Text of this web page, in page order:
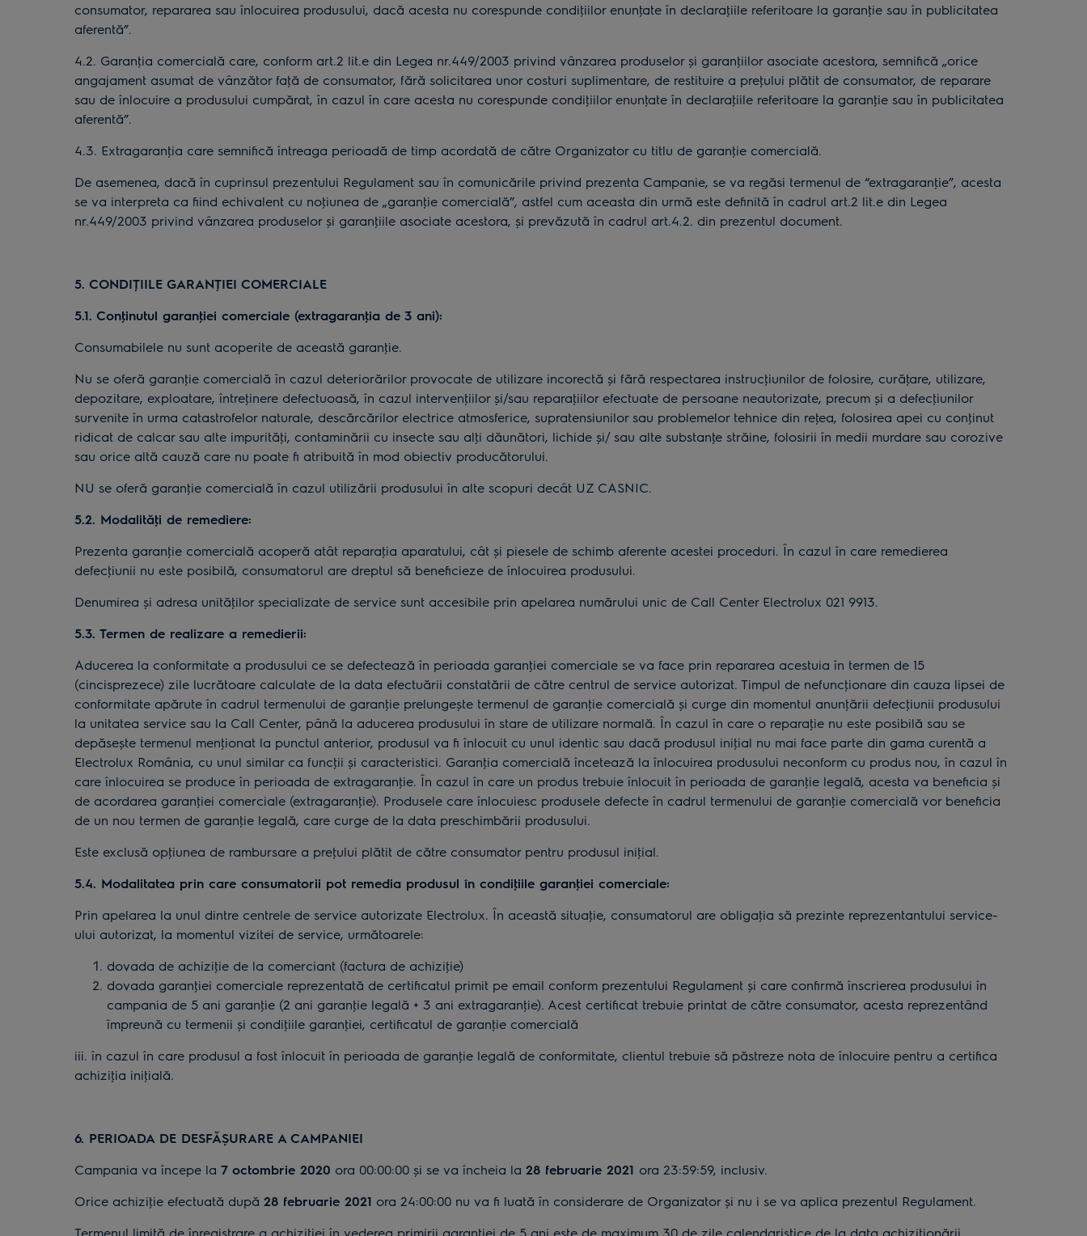
consumator, repararea sau înlocuirea produsului, dacă acesta nu corespunde condiţiilor enunţate în declaraţiile referitoare la garanţie sau în publicitatea
aferentă”.
4.2. Garanţia comercială care, conform art.2 lit.e din Legea nr.449/2003 privind vânzarea produselor și garanţiilor asociate acestora, semnifică „orice
angajament asumat de vânzător faţă de consumator, fără solicitarea unor costuri suplimentare, de restituire a preţului plătit de consumator, de reparare
sau de înlocuire a produsului cumpărat, în cazul în care acesta nu corespunde condiţiilor enunţate în declaraţiile referitoare la garanţie sau în publicitatea
aferentă”.
4.3. Extragaranţia care semnifică întreaga perioadă de timp acordată de către Organizator cu titlu de garanţie comercială.
De asemenea, dacă în cuprinsul prezentului Regulament sau în comunicările privind prezenta Campanie, se va regăsi termenul de “extragaranţie”, acesta
se va interpreta ca fiind echivalent cu noţiunea de „garanţie comercială”, astfel cum aceasta din urmă este definită în cadrul art.2 lit.e din Legea
nr.449/2003 privind vânzarea produselor și garanţiile asociate acestora, și prevăzută în cadrul art.4.2. din prezentul document.
5. CONDIŢIILE GARANŢIEI COMERCIALE
5.1. Conţinutul garanţiei comerciale (extragaranţia de 3 ani):
Consumabilele nu sunt acoperite de această garanţie.
Nu se oferă garanţie comercială în cazul deteriorărilor provocate de utilizare incorectă și fără respectarea instrucţiunilor de folosire, curăţare, utilizare,
depozitare, exploatare, întreţinere defectuoasă, în cazul intervenţiilor și/sau reparaţiilor efectuate de persoane neautorizate, precum și a defecţiunilor
survenite în urma catastrofelor naturale, descărcărilor electrice atmosferice, supratensiunilor sau problemelor tehnice din reţea, folosirea apei cu conţinut
ridicat de calcar sau alte impurităţi, contaminării cu insecte sau alţi dăunători, lichide și/ sau alte substanţe străine, folosirii în medii murdare sau corozive
sau orice altă cauză care nu poate fi atribuită în mod obiectiv producătorului.
NU se oferă garanţie comercială în cazul utilizării produsului în alte scopuri decât UZ CASNIC.
5.2. Modalităţi de remediere:
Prezenta garanţie comercială acoperă atât reparaţia aparatului, cât și piesele de schimb aferente acestei proceduri. În cazul în care remedierea
defecţiunii nu este posibilă, consumatorul are dreptul să beneficieze de înlocuirea produsului.
Denumirea și adresa unităţilor specializate de service sunt accesibile prin apelarea numărului unic de Call Center Electrolux 021 9913.
5.3. Termen de realizare a remedierii:
Aducerea la conformitate a produsului ce se defectează în perioada garanţiei comerciale se va face prin repararea acestuia în termen de 15
(cincisprezece) zile lucrătoare calculate de la data efectuării constatării de către centrul de service autorizat. Timpul de nefuncţionare din cauza lipsei de
conformitate apărute în cadrul termenului de garanţie prelungește termenul de garanţie comercială și curge din momentul anunţării defecţiunii produsului
la unitatea service sau la Call Center, până la aducerea produsului în stare de utilizare normală. În cazul în care o reparaţie nu este posibilă sau se
depăsește termenul menţionat la punctul anterior, produsul va fi înlocuit cu unul identic sau dacă produsul iniţial nu mai face parte din gama curentă a
Electrolux România, cu unul similar ca funcţii și caracteristici. Garanţia comercială încetează la înlocuirea produsului neconform cu produs nou, în cazul în
care înlocuirea se produce în perioada de extragaranţie. În cazul în care un produs trebuie înlocuit în perioada de garanţie legală, acesta va beneficia și
de acordarea garanţiei comerciale (extragaranţie). Produsele care înlocuiesc produsele defecte în cadrul termenului de garanţie comercială vor beneficia
de un nou termen de garanţie legală, care curge de la data preschimbării produsului.
Este exclusă opţiunea de rambursare a preţului plătit de către consumator pentru produsul iniţial.
5.4. Modalitatea prin care consumatorii pot remedia produsul în condiţiile garanţiei comerciale:
Prin apelarea la unul dintre centrele de service autorizate Electrolux. În această situaţie, consumatorul are obligaţia să prezinte reprezentantului service-
ului autorizat, la momentul vizitei de service, următoarele:
dovada de achiziţie de la comerciant (factura de achiziţie)
dovada garanţiei comerciale reprezentată de certificatul primit pe email conform prezentului Regulament și care confirmă înscrierea produsului în
campania de 5 ani garanţie (2 ani garanţie legală + 3 ani extragaranţie). Acest certificat trebuie printat de către consumator, acesta reprezentând
împreună cu termenii și condiţiile garanţiei, certificatul de garanţie comercială
iii. în cazul în care produsul a fost înlocuit în perioada de garanţie legală de conformitate, clientul trebuie să păstreze nota de înlocuire pentru a certifica
achiziţia iniţială.
6. PERIOADA DE DESFĂȘURARE A CAMPANIEI
Campania va începe la 7 octombrie 2020 ora 00:00:00 și se va încheia la 28 februarie 2021 ora 23:59:59, inclusiv.
Orice achiziţie efectuată după 28 februarie 2021 ora 24:00:00 nu va fi luată în considerare de Organizator și nu i se va aplica prezentul Regulament.
Termenul limită de înregistrare a achiziţiei în vederea primirii garanţiei de 5 ani este de maximum 30 de zile calendaristice de la data achiziţionării